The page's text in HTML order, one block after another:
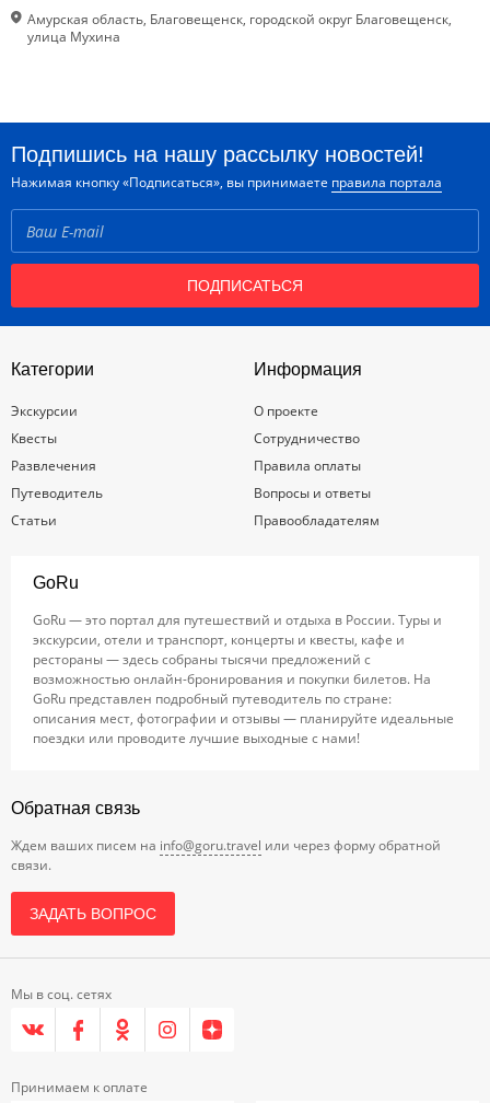
Амурская область, Благовещенск, городской округ Благовещенск,
улица Мухина
Подпишись на нашу рассылку новостей!
Нажимая кнопку «Подписаться», вы принимаете правила портала
ПОДПИСАТЬСЯ
Категории
Экскурсии
Квесты
Развлечения
Путеводитель
Статьи
Информация
О проекте
Сотрудничество
Правила оплаты
Вопросы и ответы
Правообладателям
GoRu
GoRu — это портал для путешествий и отдыха в России. Туры и
экскурсии, отели и транспорт, концерты и квесты, кафе и
рестораны — здесь собраны тысячи предложений с
возможностью онлайн-бронирования и покупки билетов. На
GoRu представлен подробный путеводитель по стране:
описания мест, фотографии и отзывы — планируйте идеальные
поездки или проводите лучшие выходные с нами!
Обратная связь
Ждем ваших писем на info@goru.travel или через форму обратной
связи.
ЗАДАТЬ ВОПРОС
Мы в соц. сетях
Принимаем к оплате